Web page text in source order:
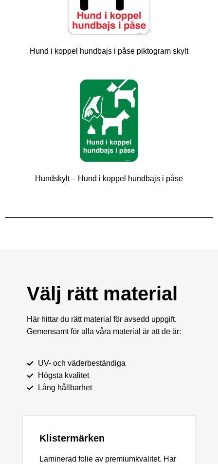
Hund i koppel hundbajs i påse piktogram skylt
Hundskylt – Hund i koppel hundbajs i påse
Välj rätt material
Här hittar du rätt material för avsedd uppgift.
Gemensamt för alla våra material är att de är:
UV- och väderbeständiga
Högsta kvalitet
Lång hållbarhet
Klistermärken
Laminerad folie av premiumkvalitet. Har